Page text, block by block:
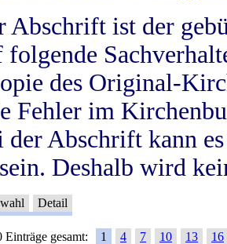
Abschrift ist der
folgende
des Original-
Fehler im
Abschrift kann
Deshalb wird
Detail
Einträge gesamt: 1 4 7 10 13
16